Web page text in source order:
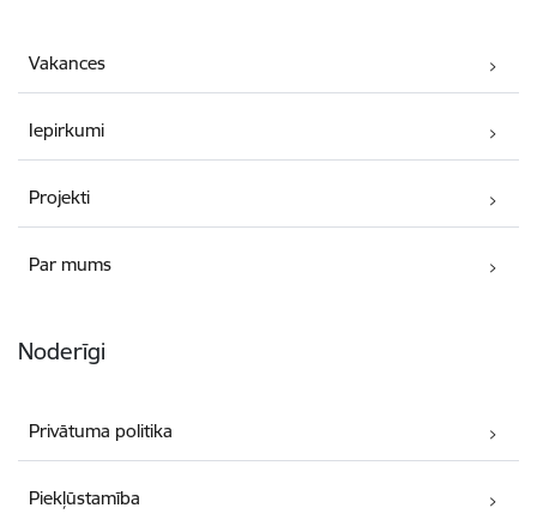
Vakances
Iepirkumi
Projekti
Par mums
Noderīgi
Privātuma politika
Piekļūstamība